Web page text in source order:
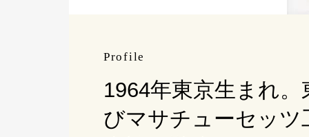
Profile
1964年東京生まれ
びマサチューセッツ